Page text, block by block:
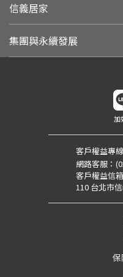
信義居家
集團與永續發展
加
客戶權益專線
網路客服：
客戶權益信箱
110 台北市